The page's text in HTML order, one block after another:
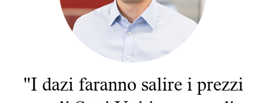
"I dazi faranno salire i prezzi